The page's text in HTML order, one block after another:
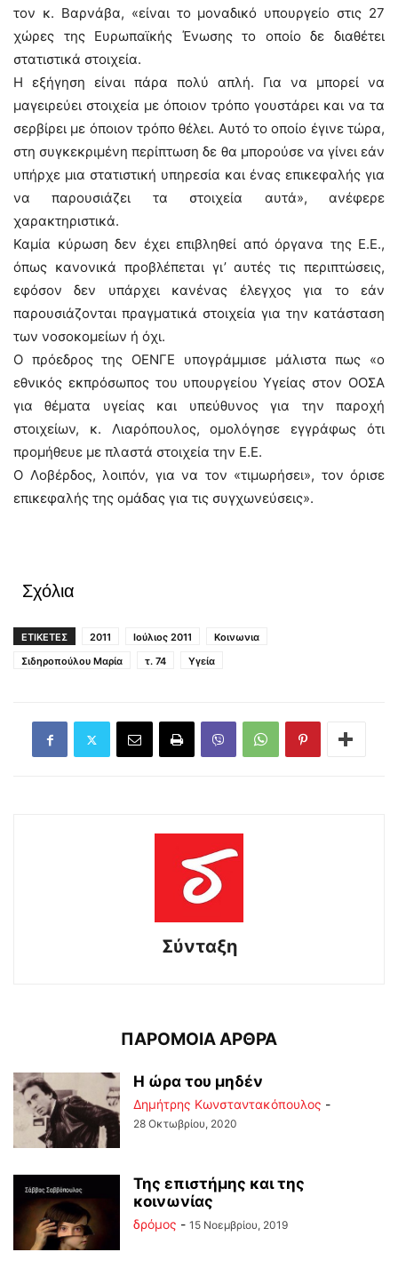
τον κ. Βαρνάβα, «είναι το μοναδικό υπουργείο στις 27
χώρες της Ευρωπαϊκής Ένωσης το οποίο δε διαθέτει
στατιστικά στοιχεία.
Η εξήγηση είναι πάρα πολύ απλή. Για να μπορεί να
μαγειρεύει στοιχεία με όποιον τρόπο γουστάρει και να τα
σερβίρει με όποιον τρόπο θέλει. Αυτό το οποίο έγινε τώρα,
στη συγκεκριμένη περίπτωση δε θα μπορούσε να γίνει εάν
υπήρχε μια στατιστική υπηρεσία και ένας επικεφαλής για
να παρουσιάζει τα στοιχεία αυτά», ανέφερε
χαρακτηριστικά.
Καμία κύρωση δεν έχει επιβληθεί από όργανα της Ε.Ε.,
όπως κανονικά προβλέπεται γι’ αυτές τις περιπτώσεις,
εφόσον δεν υπάρχει κανένας έλεγχος για το εάν
παρουσιάζονται πραγματικά στοιχεία για την κατάσταση
των νοσοκομείων ή όχι.
Ο πρόεδρος της ΟΕΝΓΕ υπογράμμισε μάλιστα πως «ο
εθνικός εκπρόσωπος του υπουργείου Υγείας στον ΟΟΣΑ
για θέματα υγείας και υπεύθυνος για την παροχή
στοιχείων, κ. Λιαρόπουλος, ομολόγησε εγγράφως ότι
προμήθευε με πλαστά στοιχεία την Ε.Ε.
Ο Λοβέρδος, λοιπόν, για να τον «τιμωρήσει», τον όρισε
επικεφαλής της ομάδας για τις συγχωνεύσεις».
Σχόλια
ΕΤΙΚΕΤΕΣ 2011 Ιούλιος 2011
Κοινωνια
Σιδηροπούλου Μαρία
τ. 74 Υγεία
Σύνταξη
ΠΑΡΟΜΟΙΑ ΑΡΘΡΑ
Η ώρα του μηδέν
Δημήτρης Κωνσταντακόπουλος -
28 Οκτωβρίου, 2020
Της επιστήμης και της
κοινωνίας
δρόμος - 15 Νοεμβρίου, 2019